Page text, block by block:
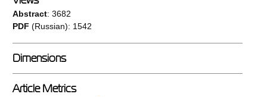
Abstract: 3682
PDF (Russian): 1542
Dimensions
Article Metrics